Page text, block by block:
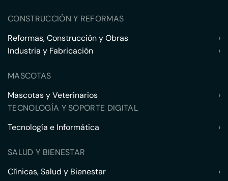
CONSTRUCCIÓN Y REFORMAS
Reformas, Construcción y Obras
›
Industria y Fabricación
›
MASCOTAS
Mascotas y Veterinarios
›
TECNOLOGÍA Y SOPORTE DIGITAL
Tecnología e Informática
›
SALUD Y BIENESTAR
Clínicas, Salud y Bienestar
›